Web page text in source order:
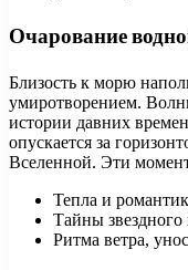
Очарование
Близость к морю
умиротворением.
истории давних
опускается за
Вселенной. Эти
Тепла и
Тайны звездного
Ритма ветра,